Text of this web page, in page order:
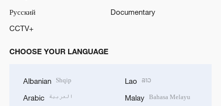
Русский
Documentary
CCTV+
CHOOSE YOUR LANGUAGE
Albanian Shqip
Arabic العربية
Lao ລາວ
Malay Bahasa Melayu